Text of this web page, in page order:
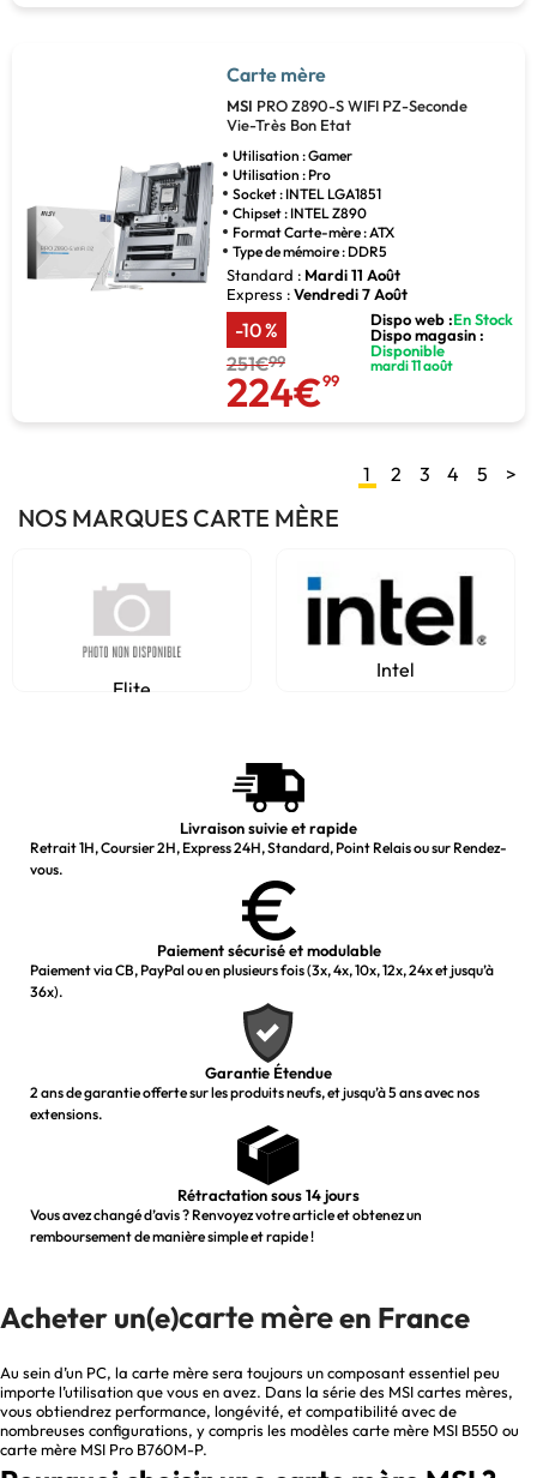
Carte mère
MSI PRO Z890-S WIFI PZ-Seconde
Vie-Très Bon Etat
Utilisation : Gamer
Utilisation : Pro
Socket : INTEL LGA1851
Chipset : INTEL Z890
Format Carte-mère : ATX
Type de mémoire : DDR5
Standard : Mardi 11 Août
Express :Vendredi 7 Août
-10 %
251€99
224€99
Dispo web :En Stock
Dispo magasin :
Disponible
mardi 11 août
1 2 3 4 5 >
NOS MARQUES CARTE MÈRE
Elite
Intel
Livraison suivie et rapide
Retrait 1H, Coursier 2H, Express 24H, Standard, Point Relais ou sur Rendez-
vous.
Paiement sécurisé et modulable
Paiement via CB, PayPal ou en plusieurs fois (3x, 4x, 10x, 12x, 24x et jusqu’à
36x).
Garantie Étendue
2 ans de garantie offerte sur les produits neufs, et jusqu’à 5 ans avec nos
extensions.
Rétractation sous 14 jours
Vous avez changé d’avis ? Renvoyez votre article et obtenez un
remboursement de manière simple et rapide !
Acheter un(e)carte mèreen France
Au sein d’un PC, la carte mère sera toujours un composant essentiel peu
importe l’utilisation que vous en avez. Dans la série des MSI cartes mères,
vous obtiendrez performance, longévité, et compatibilité avec de
nombreuses configurations, y compris les modèles carte mère MSI B550 ou
carte mère MSI Pro B760M-P.